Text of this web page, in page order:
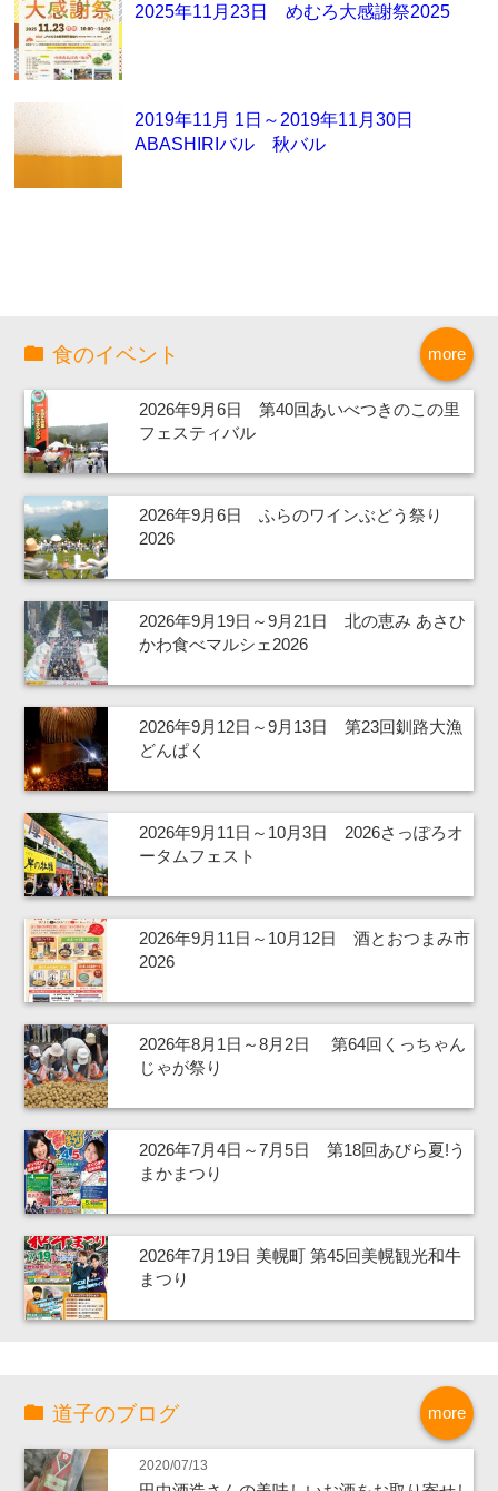
2025年11月23日 めむろ大感謝祭2025
2019年11月 1日～2019年11月30日
ABASHIRIバル 秋バル
more
食のイベント
2026年9月6日 第40回あいべつきのこの里
フェスティバル
2026年9月6日 ふらのワインぶどう祭り
2026
2026年9月19日～9月21日 北の恵み あさひ
かわ食べマルシェ2026
2026年9月12日～9月13日 第23回釧路大漁
どんぱく
2026年9月11日～10月3日 2026さっぽろオ
ータムフェスト
2026年9月11日～10月12日 酒とおつまみ市
2026
2026年8月1日～8月2日 第64回くっちゃん
じゃが祭り
2026年7月4日～7月5日 第18回あびら夏!う
まかまつり
2026年7月19日 美幌町 第45回美幌観光和牛
まつり
more
道子のブログ
2020/07/13